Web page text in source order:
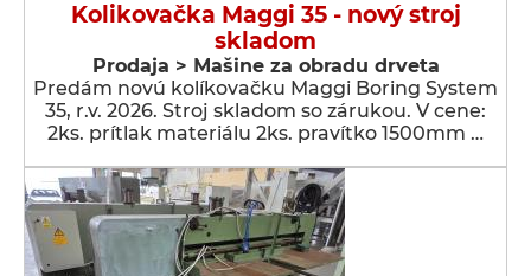
Kolikovačka Maggi 35 - nový stroj
skladom
Prodaja > Мašine za obradu drveta
Predám novú kolíkovačku Maggi Boring System
35, r.v. 2026. Stroj skladom so zárukou. V cene:
2ks. prítlak materiálu 2ks. pravítko 1500mm …